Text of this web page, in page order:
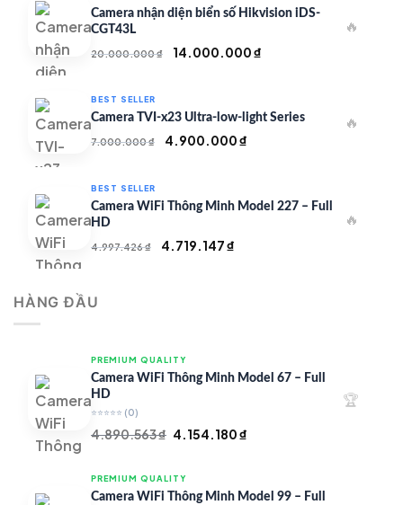
50.000.000 ₫.là:
35.000.000 ₫.
Camera nhận diện biển số Hikvision iDS-
CGT43L
20.000.000₫
Giá
20.000.000 ₫.
14.000.000₫
là:
14.000.000 ₫.
🔥
BEST SELLER
Camera TVI-x23 Ultra-low-light Series
7.000.000₫
Giá
7.000.000 ₫.
4.900.000₫
là:
🔥
BEST SELLER
Camera WiFi Thông Minh Model 227 – Full
HD
4.997.426₫
Giá
4.719.147₫
🔥
HÀNG ĐẦU
PREMIUM QUALITY
Camera WiFi Thông Minh Model 67 – Full
HD
⭐⭐⭐⭐⭐ (0)
4.890.563₫ Giá
là:
4.890.563 ₫.
4.154.180₫
là:
🏆
PREMIUM QUALITY
Camera WiFi Thông Minh Model 99 – Full